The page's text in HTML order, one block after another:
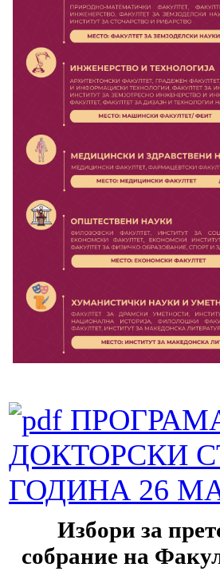
ДОКТОРСКИ
ГОДИНА 26
Избори за
собрание на